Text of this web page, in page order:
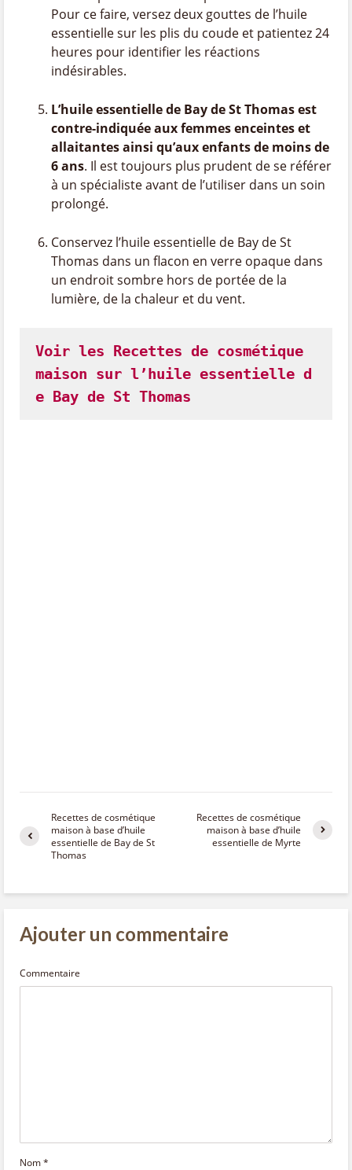
Pour ce faire, versez deux gouttes de l’huile
essentielle sur les plis du coude et patientez 24
heures pour identifier les réactions
indésirables.
L’huile essentielle de Bay de St Thomas est
contre-indiquée aux femmes enceintes et
allaitantes ainsi qu’aux enfants de moins de
6 ans. Il est toujours plus prudent de se référer
à un spécialiste avant de l’utiliser dans un soin
prolongé.
Conservez l’huile essentielle de Bay de St
Thomas dans un flacon en verre opaque dans
un endroit sombre hors de portée de la
lumière, de la chaleur et du vent.
Voir les Recettes de cosmétique
maison sur l’huile essentielle d
e Bay de St Thomas
Recettes de cosmétique
maison à base d’huile
essentielle de Bay de St
Thomas
Recettes de cosmétique
maison à base d’huile
essentielle de Myrte
Ajouter un commentaire
Commentaire
Nom*